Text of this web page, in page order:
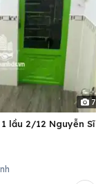
7
lầu 2/12 Nguyễn Sĩ